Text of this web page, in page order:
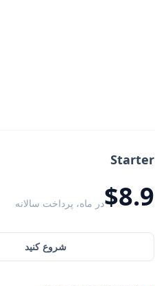
Starter
$8.9در ماه، پرداخت سالانه
شروع کنید